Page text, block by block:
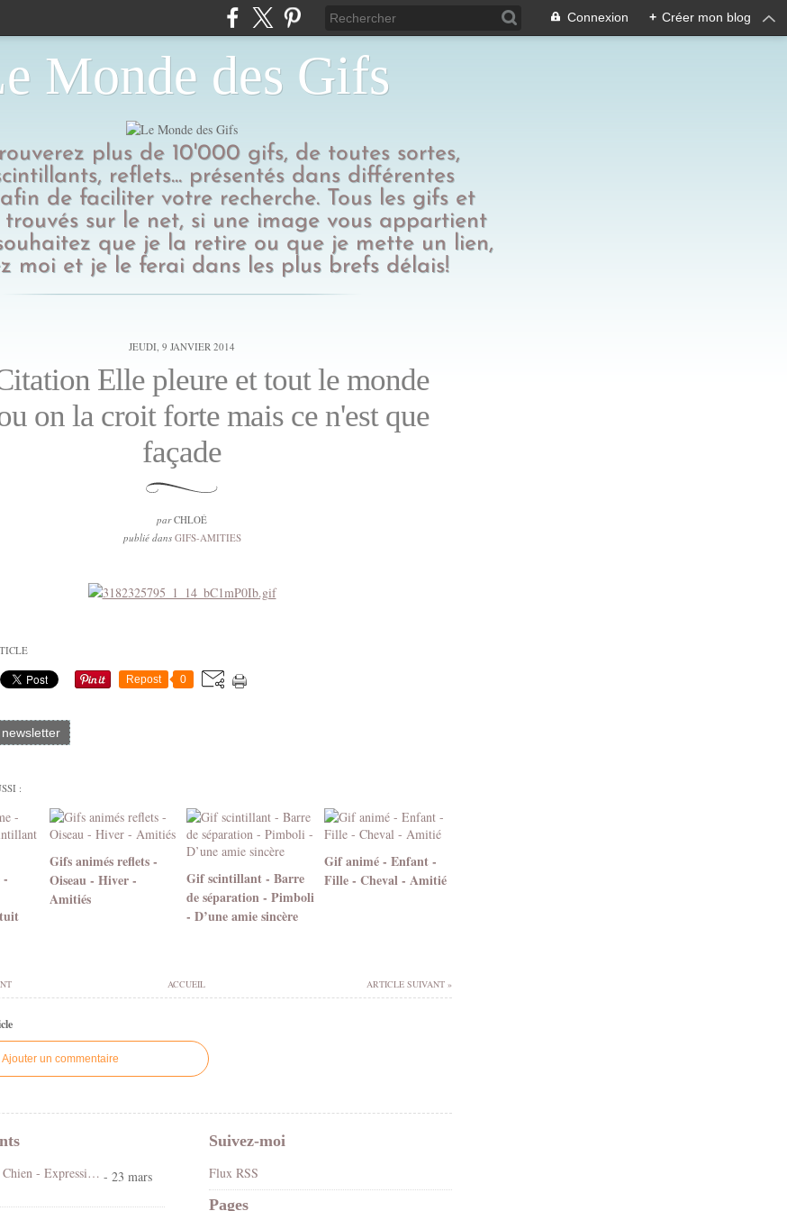
Connexion + Créer mon blog
Monde des Gifs
plus de 10'000 gifs, de toutes sortes,
reflets... présentés dans différentes
de faciliter votre recherche. Tous les gifs et
trouvés sur le net, si une image vous appartient
que je la retire ou que je mette un lien,
moi et je le ferai dans les plus brefs délais!
JEUDI, 9 JANVIER 2014
Elle pleure et tout le monde
on la croit forte mais ce n'est que
façade
parCHLOÉ
publié dans GIFS-AMITIES
Repost 0
:
-
Gifs animés reflets -
Oiseau - Hiver -
Amitiés
Gif scintillant - Barre
de séparation - Pimboli
- D’une amie sincère
Gif animé - Enfant -
Fille - Cheval - Amitié
ACCUEIL ARTICLE SUIVANT »
Ajouter un commentaire
Koi ! Cé lundi? - Chien - Expression - Gif scintillant - Gratuit - 23 mars
Suivez-moi
Flux RSS
Pages